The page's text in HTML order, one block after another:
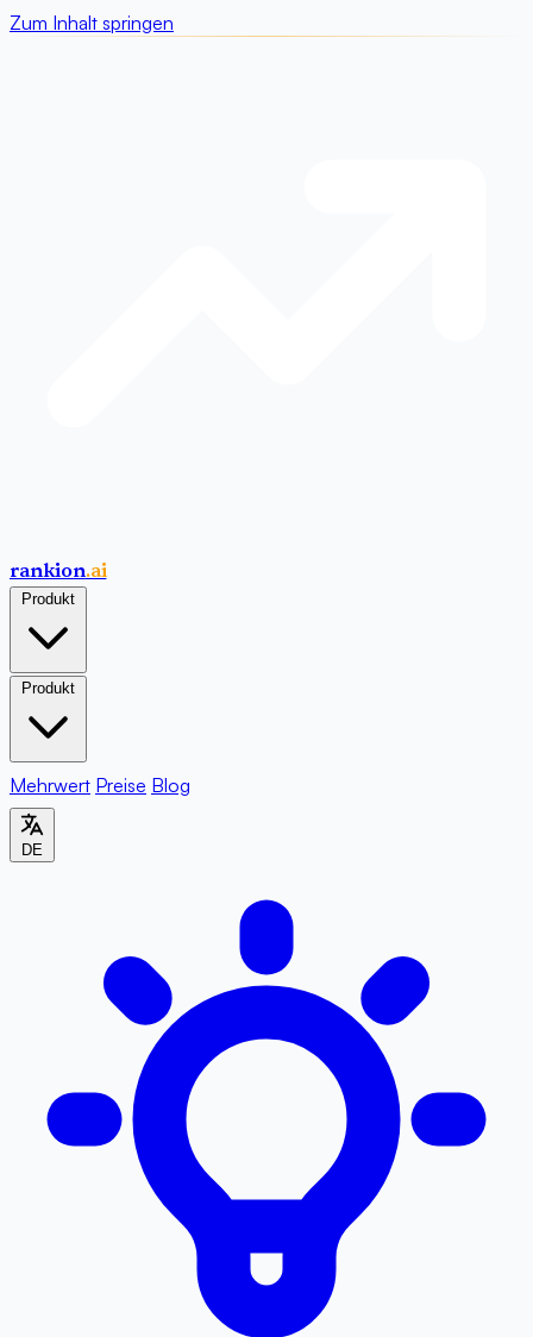
Zum Inhalt springen
rankion.ai
Produkt
Produkt
Mehrwert Preise Blog
DE